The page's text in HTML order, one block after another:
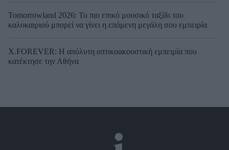
Tomorrowland 2026: Το πιο επικό μουσικό ταξίδι του
καλοκαιριού μπορεί να γίνει η επόμενη μεγάλη σου εμπειρία
X.FOREVER: Η απόλυτη οπτικοακουστική εμπειρία που
κατέκτησε την Αθήνα